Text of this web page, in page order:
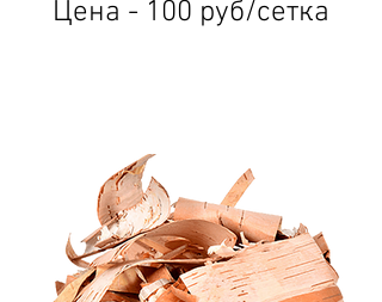
Цена - 100 руб/сетка